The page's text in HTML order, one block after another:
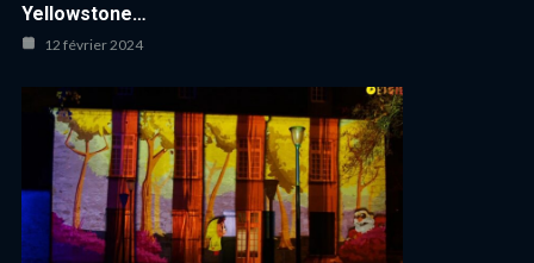
Yellowstone…
12 février 2024